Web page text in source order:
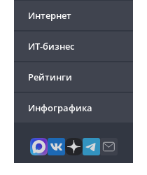
Интернет
ИТ-бизнес
Рейтинги
Инфографика